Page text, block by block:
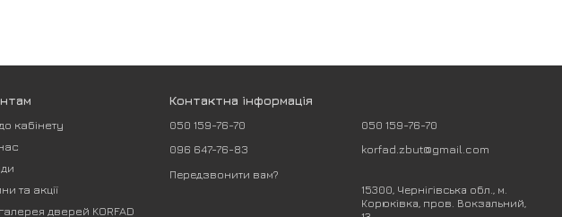
кабінету
та акції
дверей KORFAD
Контактна інформація
050 159-76-70
096 647-76-83
Передзвонити вам?
050 159-76-70
korfad.zbut@gmail.com
15300, Чернігівська обл., м.
Корюківка, пров. Вокзальний,